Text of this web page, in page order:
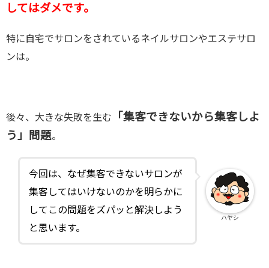
してはダメです。
特に自宅でサロンをされているネイルサロンやエステサロ
ンは。
後々、大きな失敗を生む
「集客できないから集客しよ
う」問題。
今回は、なぜ集客できないサロンが
集客してはいけないのかを明らかに
してこの問題をズパッと解決しよう
と思います。
ハヤシ